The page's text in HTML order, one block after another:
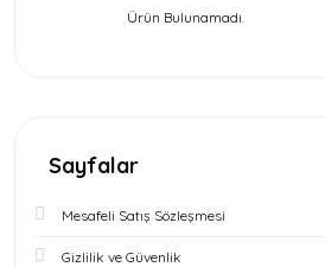
Ürün Bulunamadı.
Sayfalar
Mesafeli Satış Sözleşmesi
Gizlilik ve Güvenlik